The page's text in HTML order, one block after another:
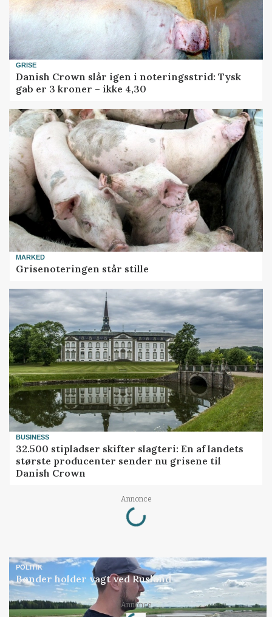
GRISE
Danish Crown slår igen i noteringsstrid: Tysk
gab er 3 kroner – ikke 4,30
MARKED
Grisenoteringen står stille
BUSINESS
32.500 stipladser skifter slagteri: En af landets
største producenter sender nu grisene til
Danish Crown
Annonce
Loading...
POLITIK
Bønder holder vagt ved Rusland
Annonce